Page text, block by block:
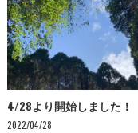
アコンを使用してますか…
4/28より開始しました！
2022/04/28